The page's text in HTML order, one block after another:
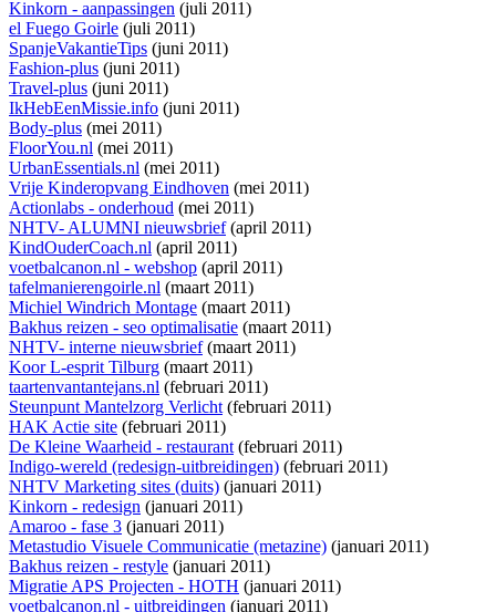
Kinkorn - aanpassingen (juli 2011)
el Fuego Goirle (juli 2011)
SpanjeVakantieTips (juni 2011)
Fashion-plus (juni 2011)
Travel-plus (juni 2011)
IkHebEenMissie.info (juni 2011)
Body-plus (mei 2011)
FloorYou.nl (mei 2011)
UrbanEssentials.nl (mei 2011)
Vrije Kinderopvang Eindhoven (mei 2011)
Actionlabs - onderhoud (mei 2011)
NHTV- ALUMNI nieuwsbrief(april 2011)
KindOuderCoach.nl (april 2011)
voetbalcanon.nl - webshop (april 2011)
tafelmanierengoirle.nl (maart 2011)
Michiel Windrich Montage (maart 2011)
Bakhus reizen - seo optimalisatie (maart 2011)
NHTV- interne nieuwsbrief(maart 2011)
Koor L-esprit Tilburg (maart 2011)
taartenvantantejans.nl (februari 2011)
Steunpunt Mantelzorg Verlicht(februari 2011)
HAK Actie site (februari 2011)
De Kleine Waarheid - restaurant(februari 2011)
Indigo-wereld (redesign-uitbreidingen) (februari 2011)
NHTV Marketing sites (duits) (januari 2011)
Kinkorn - redesign (januari 2011)
Amaroo - fase 3 (januari 2011)
Metastudio Visuele Communicatie (metazine) (januari 2011)
Bakhus reizen - restyle (januari 2011)
Migratie APS Projecten - HOTH (januari 2011)
voetbalcanon.nl - uitbreidingen (januari 2011)